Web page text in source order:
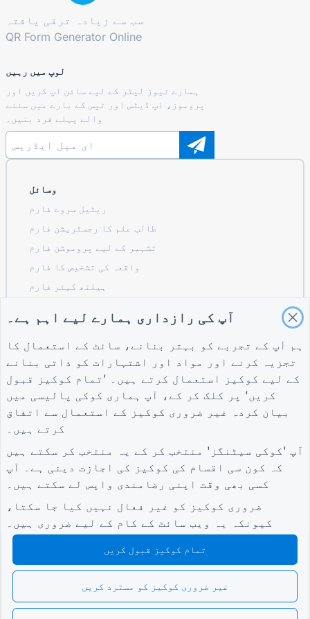
سب سے زیادہ ترقی یافتہ
QR Form Generator Online
لوپ میں رہیں
ہمارے نیوز لیٹر کے لیے سائن اپ کریں اور
پروموز، اپ ڈیٹس اور ٹپس کے بارے میں سننے
والے پہلے فرد بنیں۔
وسائل
ریٹیل سروے فارم
طالب علم کا رجسٹریشن فارم
تشہیر کے لیے پروموشن فارم
واقعہ کی تشخیص کا فارم
ہیلتھ کیئر فارم
تعمیر کے لیے پروجیکٹ کی تشخیص کا فارم
لاجسٹکس کے لیے سپلائر کی تشخیص کا فارم
یوٹیلٹیز کے لیے سروس کی درخواست کا فارم
کسٹمر مصروفیت کا فارم
امدادی مرکز
بلاگ
TIGER FORM گائیڈ
ہمارے بارے میں
ہم سے رابطہ کریں۔
شرائط
رازداری کی پالیسی
کوکی سیٹنگز
© 2026 QR Form Generator. All rights reserved.
آپ کی رازداری ہمارے لیے اہم ہے۔
ہم آپ کے تجربے کو بہتر بنانے، سائٹ کے استعمال کا
تجزیہ کرنے اور مواد اور اشتہارات کو ذاتی بنانے
کے لیے کوکیز استعمال کرتے ہیں۔ 'تمام کوکیز قبول
کریں' پر کلک کر کے، آپ ہماری کوکی پالیسی میں
بیان کردہ غیر ضروری کوکیز کے استعمال سے اتفاق
کرتے ہیں۔
آپ 'کوکی سیٹنگز' منتخب کر کے یہ منتخب کر سکتے ہیں
کہ کون سی اقسام کی کوکیز کی اجازت دینی ہے۔ آپ
کسی بھی وقت اپنی رضامندی واپس لے سکتے ہیں۔
ضروری کوکیز کو غیر فعال نہیں کیا جا سکتا،
کیونکہ یہ ویب سائٹ کے کام کے لیے ضروری ہیں۔
تمام کوکیز قبول کریں
غیر ضروری کوکیز کو مسترد کریں